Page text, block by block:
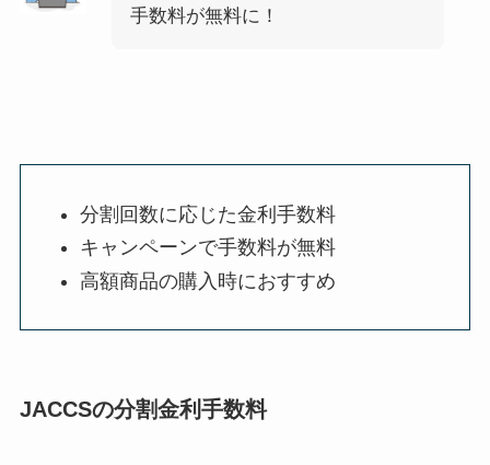
手数料が無料に！
分割回数に応じた金利手数料
キャンペーンで手数料が無料
高額商品の購入時におすすめ
JACCSの分割金利手数料